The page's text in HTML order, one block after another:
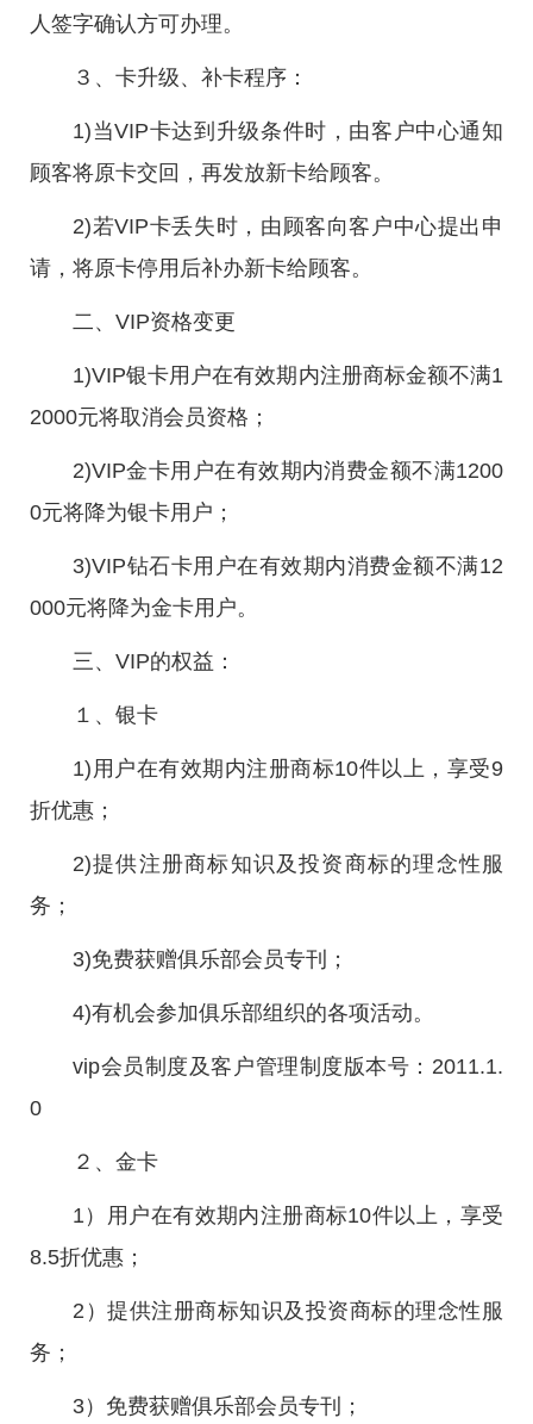
人签字确认方可办理。
３、卡升级、补卡程序：
1)当VIP卡达到升级条件时，由客户中心通知
顾客将原卡交回，再发放新卡给顾客。
2)若VIP卡丢失时，由顾客向客户中心提出申
请，将原卡停用后补办新卡给顾客。
二、VIP资格变更
1)VIP银卡用户在有效期内注册商标金额不满1
2000元将取消会员资格；
2)VIP金卡用户在有效期内消费金额不满1200
0元将降为银卡用户；
3)VIP钻石卡用户在有效期内消费金额不满12
000元将降为金卡用户。
三、VIP的权益：
１、银卡
1)用户在有效期内注册商标10件以上，享受9
折优惠；
2)提供注册商标知识及投资商标的理念性服
务；
3)免费获赠俱乐部会员专刊；
4)有机会参加俱乐部组织的各项活动。
vip会员制度及客户管理制度版本号：2011.1.
0
２、金卡
1）用户在有效期内注册商标10件以上，享受
8.5折优惠；
2）提供注册商标知识及投资商标的理念性服
务；
3）免费获赠俱乐部会员专刊；